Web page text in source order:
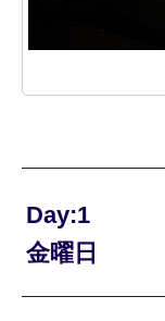
Day:1
金曜日